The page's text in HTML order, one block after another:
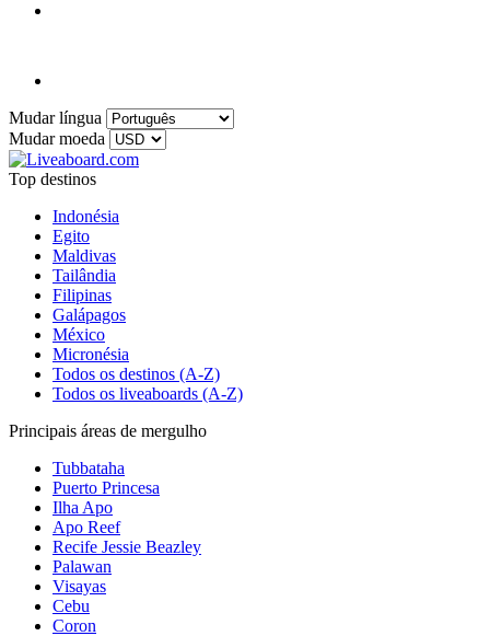
Mudar língua
Mudar moeda
Top destinos
Indonésia
Egito
Maldivas
Tailândia
Filipinas
Galápagos
México
Micronésia
Todos os destinos (A-Z)
Todos os liveaboards (A-Z)
Principais áreas de mergulho
Tubbataha
Puerto Princesa
Ilha Apo
Apo Reef
Recife Jessie Beazley
Palawan
Visayas
Cebu
Coron